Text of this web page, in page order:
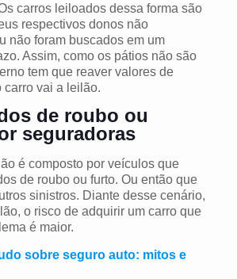
carros leiloados dessa forma são
respectivos donos não
não foram buscados em um
Assim, como os pátios não são
tem que reaver valores de
carro vai a leilão.
de roubo ou
seguradoras
é composto por veículos que
de roubo ou furto. Ou então que
sinistros. Diante desse cenário,
o risco de adquirir um carro que
é maior.
sobre seguro auto: mitos e